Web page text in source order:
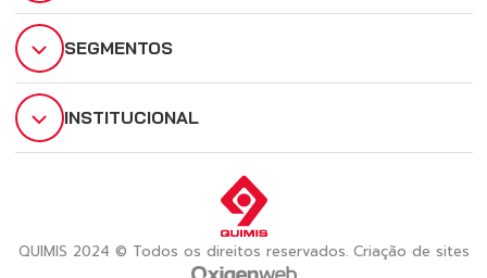
SEGMENTOS
INSTITUCIONAL
QUIMIS 2024 © Todos os direitos reservados. Criação de sites